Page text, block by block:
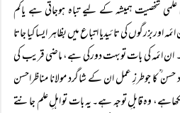
شخصیت ہمیشہ کے لیے تباہ ہوجاتی ہے یاکم
اوربزرگوں کی تائیدیا اتباع میں بظاہر ایسا کیا جاتا
ان ائمہ کی بات توبہت دورکی ہے، ماضی قریب کی
حسن ؒ کا جوطرزِ عمل ان کے شاگرد مولانا مناظراحسن
لکھاہے، وہ قابلِ توجہ ہے۔ یہ بات تو اہلِ علم جانتے